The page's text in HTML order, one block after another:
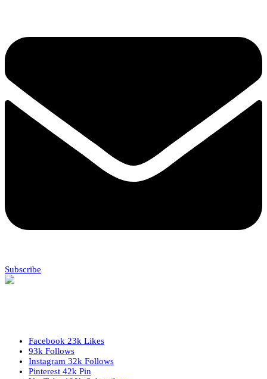
Subscribe
Facebook 23k Likes
93k Follows
Instagram 32k Follows
Pinterest 42k Pin